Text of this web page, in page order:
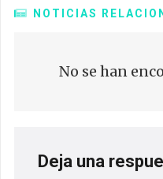
NOTICIAS
No se han
Deja una